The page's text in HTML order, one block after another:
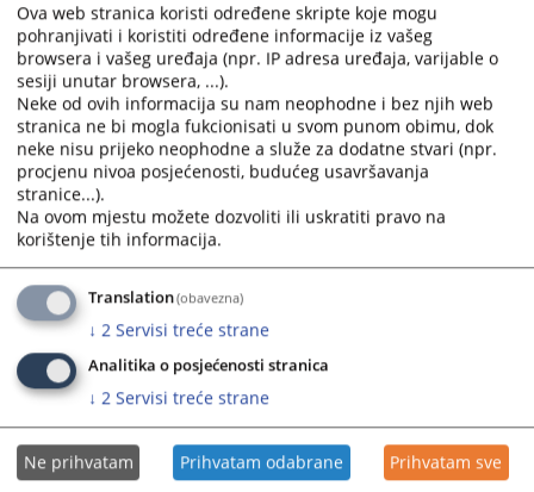
Trenutno nema vijesti
Ova web stranica koristi određene skripte koje mogu
pohranjivati i koristiti određene informacije iz vašeg
browsera i vašeg uređaja (npr. IP adresa uređaja, varijable o
sesiji unutar browsera, ...).
Neke od ovih informacija su nam neophodne i bez njih web
stranica ne bi mogla fukcionisati u svom punom obimu, dok
neke nisu prijeko neophodne a služe za dodatne stvari (npr.
procjenu nivoa posjećenosti, budućeg usavršavanja
stranice...).
Na ovom mjestu možete dozvoliti ili uskratiti pravo na
korištenje tih informacija.
Translation(obavezna)
↓ 2 Servisi treće strane
Analitika o posjećenosti stranica
↓ 2 Servisi treće strane
Ne prihvatam Prihvatam odabrane Prihvatam sve